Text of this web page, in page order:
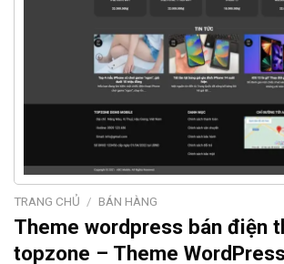
TRANG CHỦ / BÁN HÀNG
Theme wordpress bán điện
topzone – Theme